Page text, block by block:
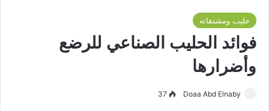
حليب ومشتقاته
فوائد الحليب الصناعي للرضع
وأضرارها
Doaa Abd Elnaby
37